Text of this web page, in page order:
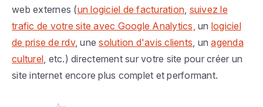
web externes (un logiciel de facturation, suivez le
trafic de votre site avec Google Analytics, un logiciel
de prise de rdv, unesolution d'avis clients, unagenda
culturel, etc.) directement sur votre site pour créer un
site internet encore plus complet et performant.